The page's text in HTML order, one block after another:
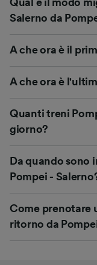
Qual è il modo
Salerno da
A che ora è il
A che ora è
Quanti treni
giorno?
Da quando sono
Pompei -
Come prenotare
ritorno da